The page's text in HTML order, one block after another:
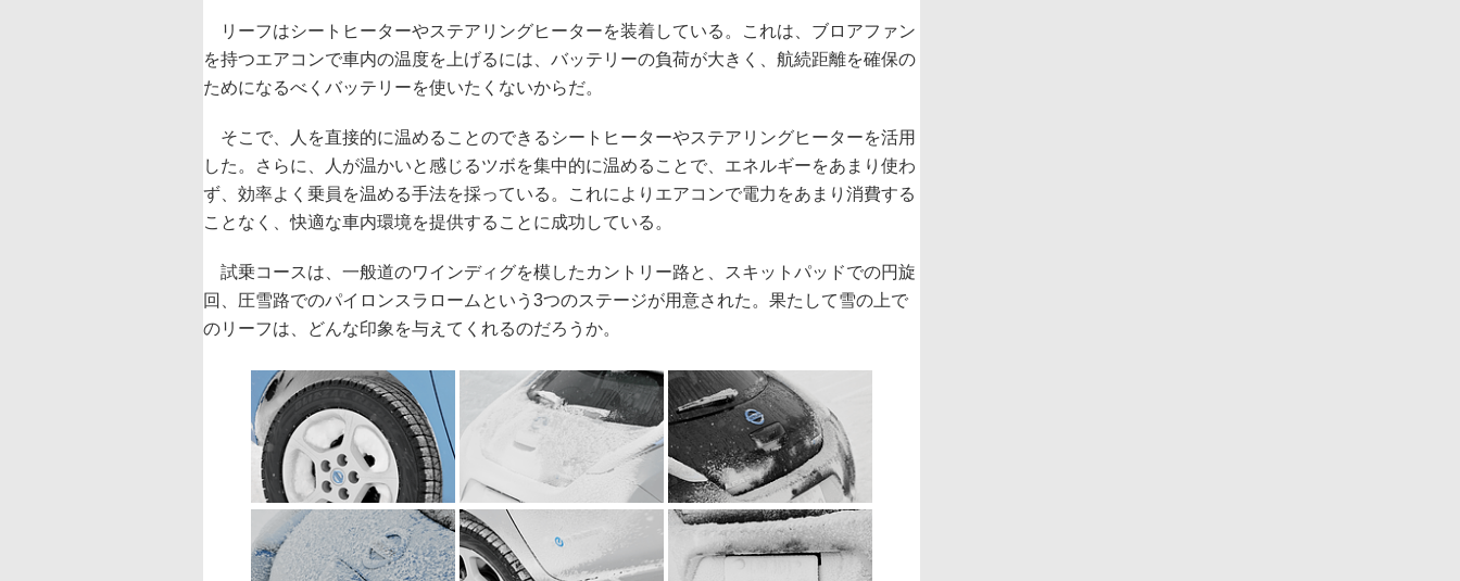
リーフはシートヒーターやステアリングヒーターを装着している。これは、ブロアファン
を持つエアコンで車内の温度を上げるには、バッテリーの負荷が大きく、航続距離を確保の
ためになるべくバッテリーを使いたくないからだ。
そこで、人を直接的に温めることのできるシートヒーターやステアリングヒーターを活用
した。さらに、人が温かいと感じるツボを集中的に温めることで、エネルギーをあまり使わ
ず、効率よく乗員を温める手法を採っている。これによりエアコンで電力をあまり消費する
ことなく、快適な車内環境を提供することに成功している。
試乗コースは、一般道のワインディグを模したカントリー路と、スキットパッドでの円旋
回、圧雪路でのパイロンスラロームという3つのステージが用意された。果たして雪の上で
のリーフは、どんな印象を与えてくれるのだろうか。